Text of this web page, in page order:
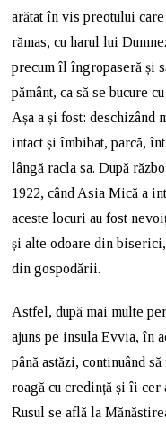
arătat în vis preotului
rămas, cu harul lui
precum îl îngropaseră și
pământ, ca să se bucure
Așa a și fost: deschizând
intact și îmbibat, parcă,
lângă racla sa. După
1922, când Asia Mică a
aceste locuri au fost
și alte odoare din
din gospodării.
Astfel, după mai multe
ajuns pe insula Evvia, în
până astăzi, continuând
roagă cu credință și îi cer
Rusul se află la